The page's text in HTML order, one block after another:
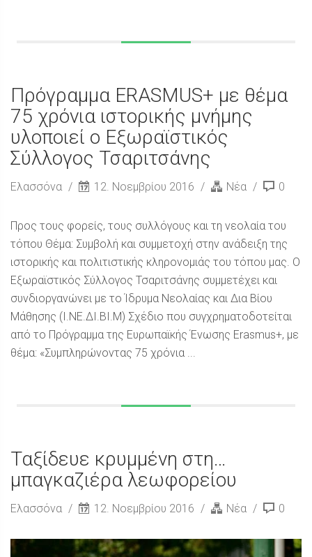
Πρόγραμμα ERASMUS+ με θέμα
75 χρόνια ιστορικής μνήμης
υλοποιεί ο Εξωραϊστικός
Σύλλογος Τσαριτσάνης
Ελασσόνα 12. Νοεμβρίου 2016 Νέα 0
Προς τους φορείς, τους συλλόγους και τη νεολαία του
τόπου Θέμα: Συμβολή και συμμετοχή στην ανάδειξη της
ιστορικής και πολιτιστικής κληρονομιάς του τόπου μας. Ο
Εξωραϊστικός Σύλλογος Τσαριτσάνης συμμετέχει και
συνδιοργανώνει με το Ίδρυμα Νεολαίας και Δια Βίου
Μάθησης (Ι.ΝΕ.ΔΙ.ΒΙ.Μ) Σχέδιο που συγχρηματοδοτείται
από το Πρόγραμμα της Ευρωπαϊκής Ένωσης Erasmus+, με
θέμα: «Συμπληρώνοντας 75 χρόνια ...
Ταξίδευε κρυμμένη στη…
μπαγκαζιέρα λεωφορείου
Ελασσόνα 12. Νοεμβρίου 2016 Νέα 0